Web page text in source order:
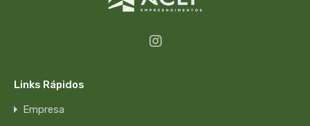
Links Rápidos
Empresa